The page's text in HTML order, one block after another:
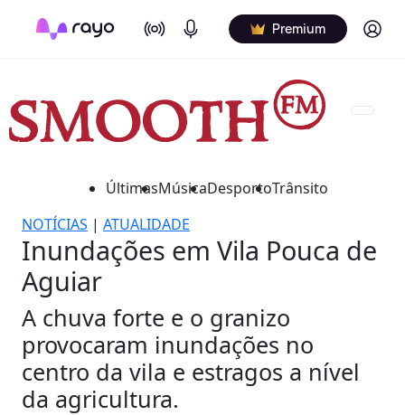
On Air Podcasts Premium Log in
ÚltimasMúsicaDesportoTrânsito
NOTÍCIAS | ATUALIDADE
Inundações em Vila Pouca de
Aguiar
A chuva forte e o granizo
provocaram inundações no
centro da vila e estragos a nível
da agricultura.